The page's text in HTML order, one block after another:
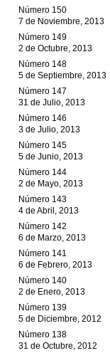
Número 150
7 de Noviembre, 2013
Número 149
2 de Octubre, 2013
Número 148
5 de Septiembre, 2013
Número 147
31 de Julio, 2013
Número 146
3 de Julio, 2013
Número 145
5 de Junio, 2013
Número 144
2 de Mayo, 2013
Número 143
4 de Abril, 2013
Número 142
6 de Marzo, 2013
Número 141
6 de Febrero, 2013
Número 140
2 de Enero, 2013
Número 139
5 de Diciembre, 2012
Número 138
31 de Octubre, 2012